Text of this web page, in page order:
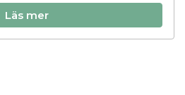
Läs mer